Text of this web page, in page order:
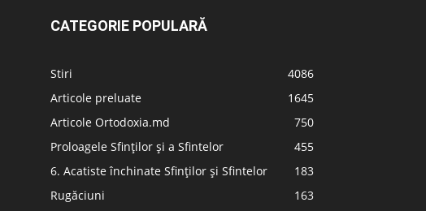
CATEGORIE POPULARĂ
Stiri
4086
Articole preluate
1645
Articole Ortodoxia.md
750
Proloagele Sfinților și a Sfintelor
455
6. Acatiste închinate Sfinților și Sfintelor
183
Rugăciuni
163